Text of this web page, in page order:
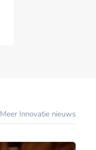
Meer Innovatie nieuws